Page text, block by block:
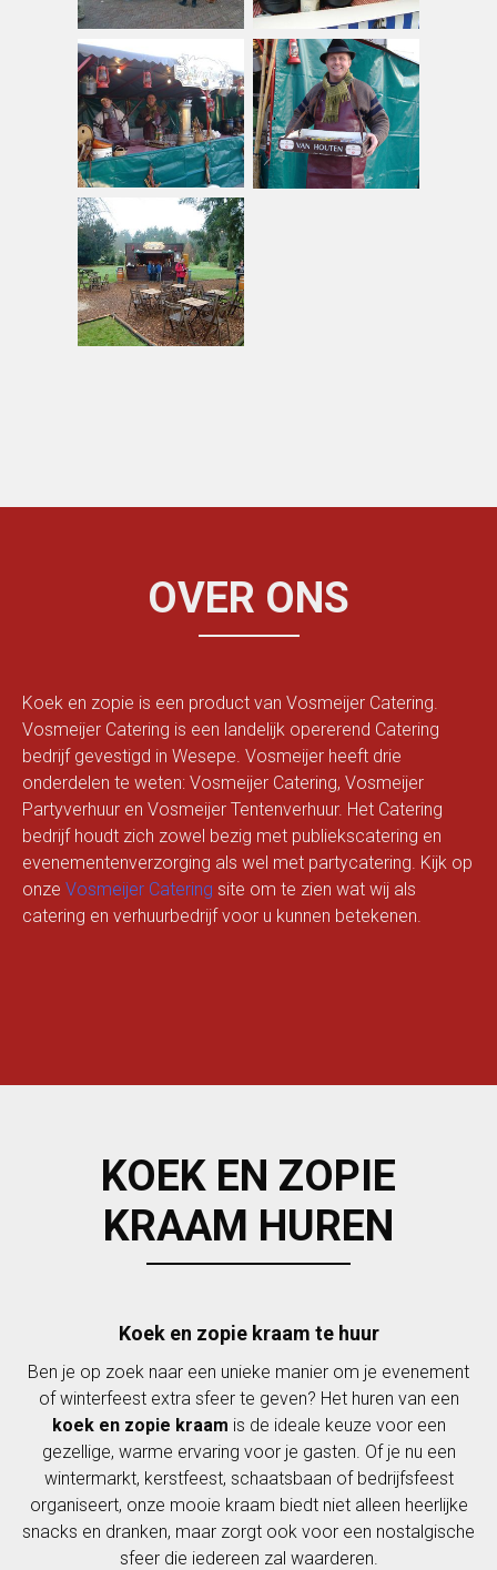
OVER ONS
Koek en zopie is een product van Vosmeijer Catering.
Vosmeijer Catering is een landelijk opererend Catering
bedrijf gevestigd in Wesepe. Vosmeijer heeft drie
onderdelen te weten: Vosmeijer Catering, Vosmeijer
Partyverhuur en Vosmeijer Tentenverhuur. Het Catering
bedrijf houdt zich zowel bezig met publiekscatering en
evenementenverzorging als wel met partycatering. Kijk op
onze Vosmeijer Catering site om te zien wat wij als
catering en verhuurbedrijf voor u kunnen betekenen.
KOEK EN ZOPIE
KRAAM HUREN
Koek en zopie kraam te huur
Ben je op zoek naar een unieke manier om je evenement
of winterfeest extra sfeer te geven? Het huren van een
koek en zopie kraam is de ideale keuze voor een
gezellige, warme ervaring voor je gasten. Of je nu een
wintermarkt, kerstfeest, schaatsbaan of bedrijfsfeest
organiseert, onze mooie kraam biedt niet alleen heerlijke
snacks en dranken, maar zorgt ook voor een nostalgische
sfeer die iedereen zal waarderen.